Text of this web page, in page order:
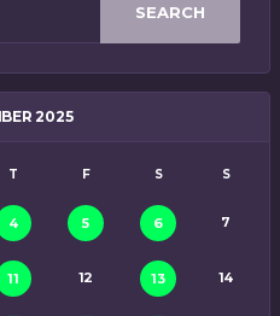
SEARCH
2025
T F S S
4 5 6 7
11 12 13 14